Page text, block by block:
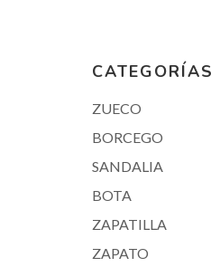
CATEGORÍAS
ZUECO
BORCEGO
SANDALIA
BOTA
ZAPATILLA
ZAPATO